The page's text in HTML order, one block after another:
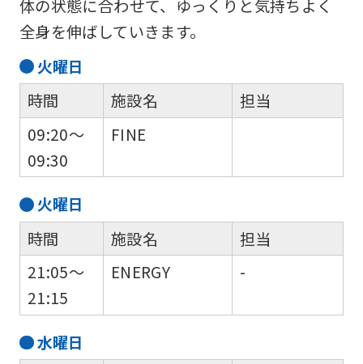
体の状態に合わせて、ゆっくりと気持ちよく
全身を伸ばしていきます。
火曜日
時間
09:20～
09:30
施設名
FINE
担当
火曜日
時間
21:05～
21:15
施設名
ENERGY
担当
-
水曜日
foreigners
official
is
translated
into
English.